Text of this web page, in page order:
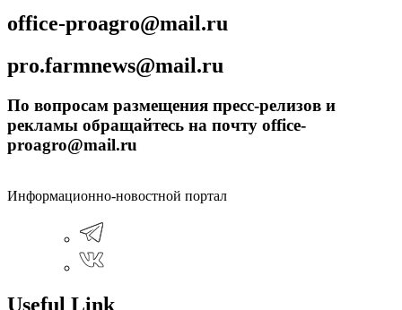
office-proagro@mail.ru
pro.farmnews@mail.ru
По вопросам размещения пресс-релизов и
рекламы обращайтесь на почту office-
proagro@mail.ru
Информационно-новостной портал
Useful Link